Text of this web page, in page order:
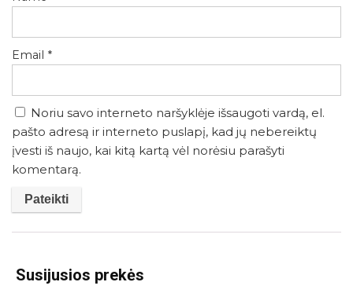
Email *
Noriu savo interneto naršyklėje išsaugoti vardą, el.
pašto adresą ir interneto puslapį, kad jų nebereiktų
įvesti iš naujo, kai kitą kartą vėl norėsiu parašyti
komentarą.
Susijusios prekės